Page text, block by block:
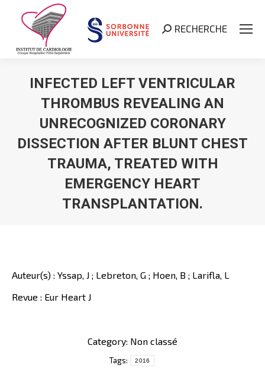
Search:
RECHERCHE
INFECTED LEFT VENTRICULAR
THROMBUS REVEALING AN
UNRECOGNIZED CORONARY
DISSECTION AFTER BLUNT CHEST
TRAUMA, TREATED WITH
EMERGENCY HEART
TRANSPLANTATION.
Auteur(s) : Yssap, J ; Lebreton, G ; Hoen, B ; Larifla, L
Revue : Eur Heart J
Category: Non classé
Tags: 2016